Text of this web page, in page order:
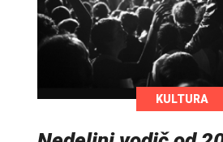
KULTURA